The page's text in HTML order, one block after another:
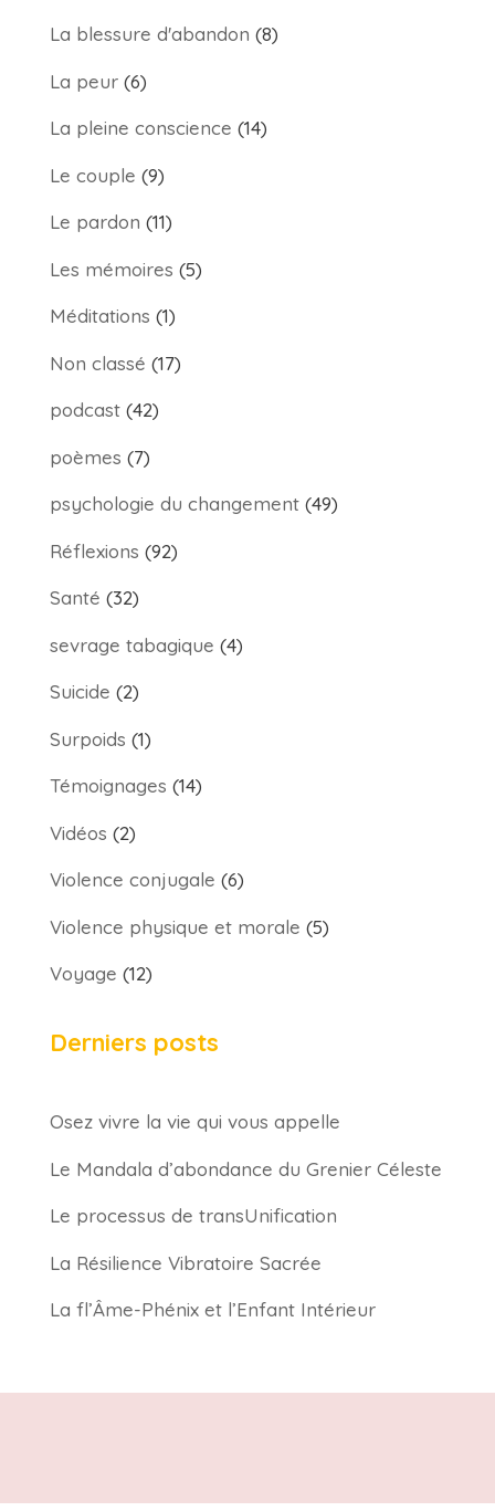
La blessure d'abandon (8)
La peur(6)
La pleine conscience (14)
Le couple (9)
Le pardon (11)
Les mémoires (5)
Méditations (1)
Non classé (17)
podcast(42)
poèmes (7)
psychologie du changement(49)
Réflexions (92)
Santé (32)
sevrage tabagique (4)
Suicide (2)
Surpoids (1)
Témoignages (14)
Vidéos (2)
Violence conjugale (6)
Violence physique et morale (5)
Voyage (12)
Derniers posts
Osez vivre la vie qui vous appelle
Le Mandala d’abondance du Grenier Céleste
Le processus de transUnification
La Résilience Vibratoire Sacrée
La fl’Âme-Phénix et l’Enfant Intérieur